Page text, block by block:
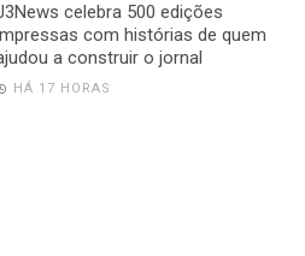
celebra 500 edições
com histórias de quem
a construir o jornal
HÁ 17 HORAS